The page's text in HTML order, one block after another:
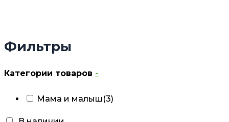
Фильтры
Категории товаров -
Мама и малыш(3)